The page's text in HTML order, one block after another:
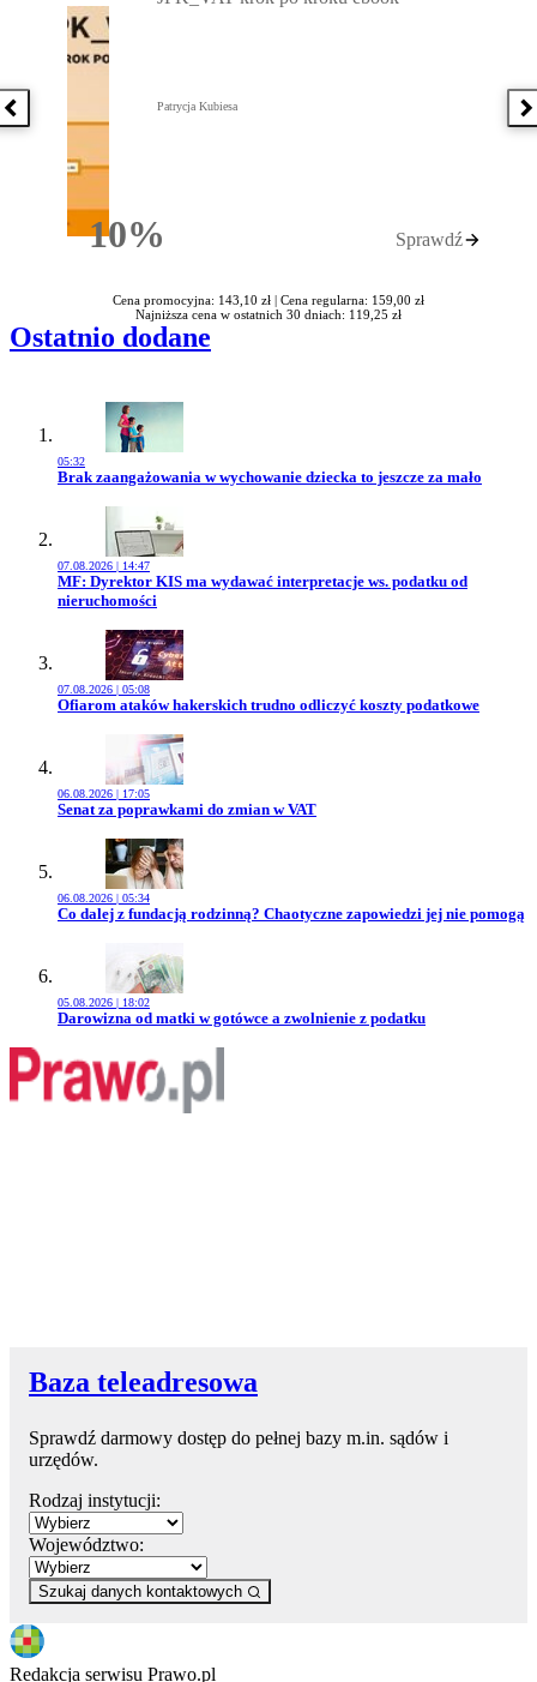
Poprzednia książka
10%Rabatu
Patrycja Kubiesa
Sprawdź
Cena promocyjna: 143,10 zł | Cena regularna: 159,00 zł
Najniższa cena w ostatnich 30 dniach: 119,25 zł
Ostatnio dodane
05:32
Przejdź do artykułu:
Brak zaangażowania w wychowanie dziecka to jeszcze za mało
07.08.2026 | 14:47
Przejdź do artykułu:
MF: Dyrektor KIS ma wydawać interpretacje ws. podatku od
nieruchomości
07.08.2026 | 05:08
Przejdź do artykułu:
Ofiarom ataków hakerskich trudno odliczyć koszty podatkowe
06.08.2026 | 17:05
Przejdź do artykułu:
Senat za poprawkami do zmian w VAT
06.08.2026 | 05:34
Przejdź do artykułu:
Co dalej z fundacją rodzinną? Chaotyczne zapowiedzi jej nie pomogą
05.08.2026 | 18:02
Przejdź do artykułu:
Darowizna od matki w gotówce a zwolnienie z podatku
Baza teleadresowa
Sprawdź darmowy dostęp do pełnej bazy m.in. sądów i
urzędów.
Rodzaj instytucji:
Województwo:
Szukaj danych kontaktowych
Redakcja serwisu Prawo.pl